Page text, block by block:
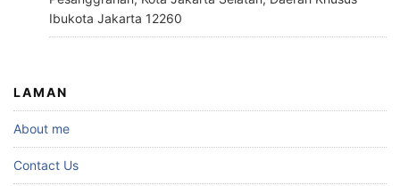
Ibukota Jakarta 12260
LAMAN
About me
Contact Us